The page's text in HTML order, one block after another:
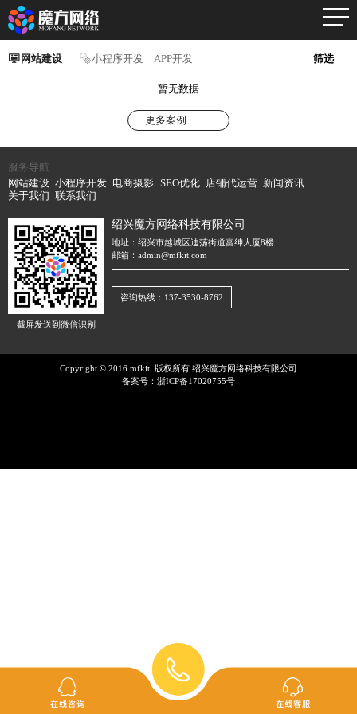
网站建设 小程序开发 APP开发 筛选
暂无数据
更多案例
服务导航
网站建设 小程序开发 电商摄影 SEO优化 店铺代运营 新闻资讯
关于我们
联系我们
截屏发送到微信识别
绍兴魔方网络科技有限公司
地址：绍兴市越城区迪荡街道富绅大厦8楼
邮箱：admin@mfkit.com
咨询热线：137-3530-8762
Copyright © 2016 mfkit. 版权所有 绍兴魔方网络科技有限公司
备案号： 浙ICP备17020755号